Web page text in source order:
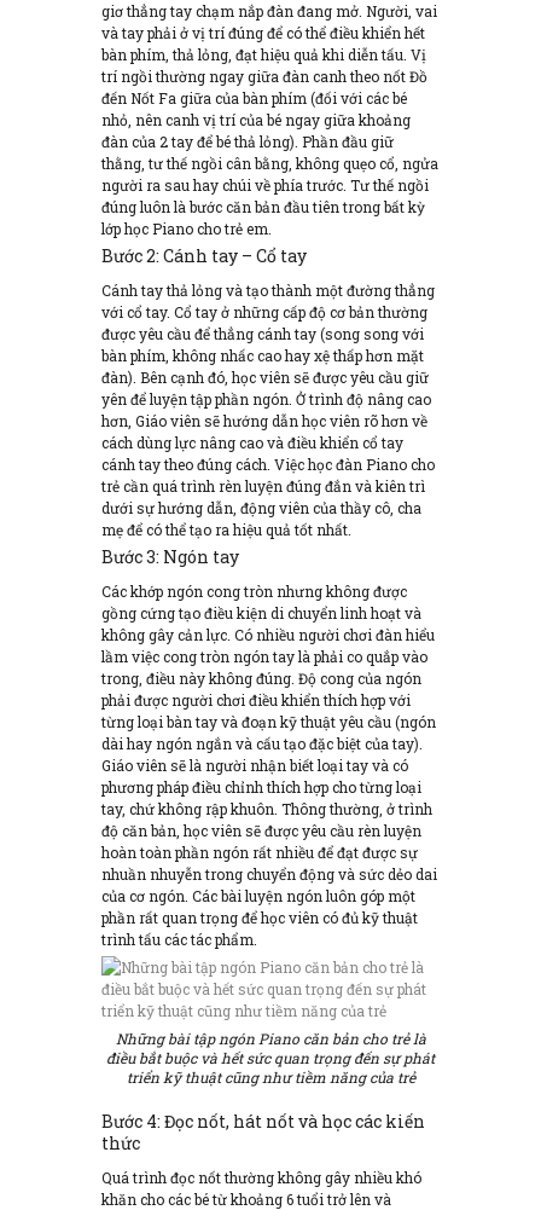
giơ thẳng tay chạm nắp đàn đang mở. Người, vai
và tay phải ở vị trí đúng để có thể điều khiển hết
bàn phím, thả lỏng, đạt hiệu quả khi diễn tấu. Vị
trí ngồi thường ngay giữa đàn canh theo nốt Đồ
đến Nốt Fa giữa của bàn phím (đối với các bé
nhỏ, nên canh vị trí của bé ngay giữa khoảng
đàn của 2 tay để bé thả lỏng). Phần đầu giữ
thằng, tư thế ngồi cân bằng, không quẹo cổ, ngửa
người ra sau hay chúi về phía trước. Tư thế ngồi
đúng luôn là bước căn bản đầu tiên trong bất kỳ
lớp học Piano cho trẻ em.
Bước 2: Cánh tay – Cổ tay
Cánh tay thả lỏng và tạo thành một đường thẳng
với cổ tay. Cổ tay ở những cấp độ cơ bản thường
được yêu cầu để thẳng cánh tay (song song với
bàn phím, không nhấc cao hay xệ thấp hơn mặt
đàn). Bên cạnh đó, học viên sẽ được yêu cầu giữ
yên để luyện tập phần ngón. Ở trình độ nâng cao
hơn, Giáo viên sẽ hướng dẫn học viên rõ hơn về
cách dùng lực nâng cao và điều khiển cổ tay
cánh tay theo đúng cách. Việc học đàn Piano cho
trẻ cần quá trình rèn luyện đúng đắn và kiên trì
dưới sự hướng dẫn, động viên của thầy cô, cha
mẹ để có thể tạo ra hiệu quả tốt nhất.
Bước 3: Ngón tay
Các khớp ngón cong tròn nhưng không được
gồng cứng tạo điều kiện di chuyển linh hoạt và
không gây cản lực. Có nhiều người chơi đàn hiểu
lầm việc cong tròn ngón tay là phải co quắp vào
trong, điều này không đúng. Độ cong của ngón
phải được người chơi điều khiển thích hợp với
từng loại bàn tay và đoạn kỹ thuật yêu cầu (ngón
dài hay ngón ngắn và cấu tạo đặc biệt của tay).
Giáo viên sẽ là người nhận biết loại tay và có
phương pháp điều chỉnh thích hợp cho từng loại
tay, chứ không rập khuôn. Thông thường, ở trình
độ căn bản, học viên sẽ được yêu cầu rèn luyện
hoàn toàn phần ngón rất nhiều để đạt được sự
nhuần nhuyễn trong chuyển động và sức dẻo dai
của cơ ngón. Các bài luyện ngón luôn góp một
phần rất quan trọng để học viên có đủ kỹ thuật
trình tấu các tác phẩm.
Những bài tập ngón Piano căn bản cho trẻ là
điều bắt buộc và hết sức quan trọng đến sự phát
triển kỹ thuật cũng như tiềm năng của trẻ
Bước 4: Đọc nốt, hát nốt và học các kiến
thức
Quá trình đọc nốt thường không gây nhiều khó
khăn cho các bé từ khoảng 6 tuổi trở lên và